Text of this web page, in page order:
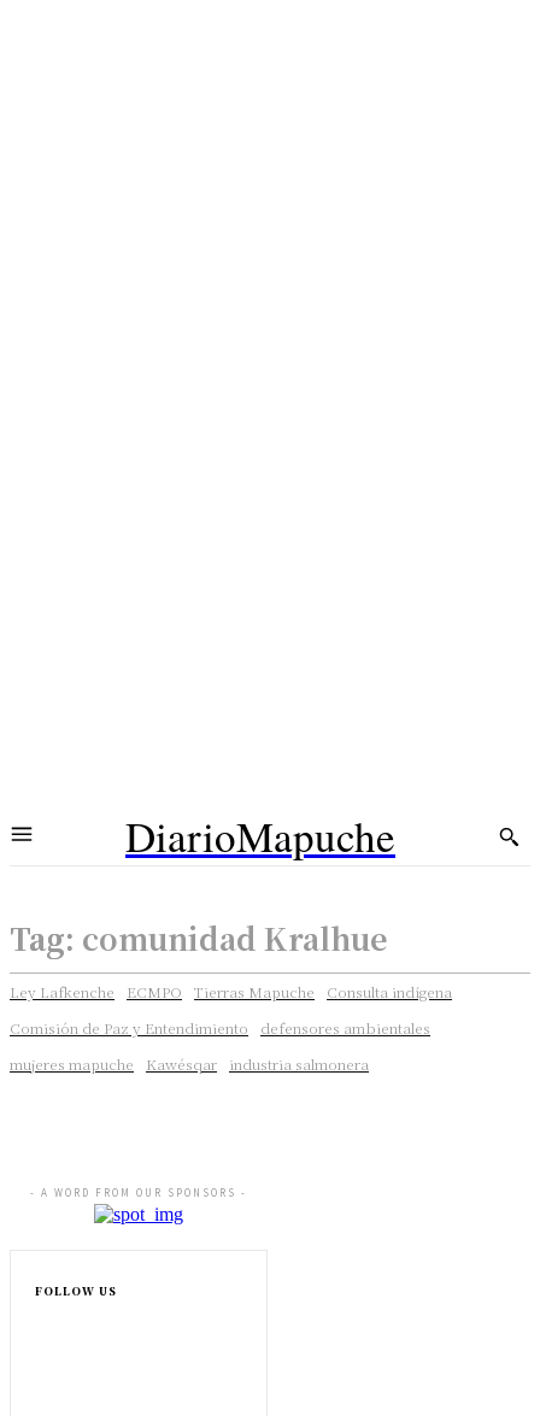
DiarioMapuche
Tag: comunidad Kralhue
Ley Lafkenche ECMPO Tierras Mapuche
Consulta indígena
Comisión de Paz y Entendimiento
defensores ambientales
mujeres mapuche
Kawésqar industria salmonera
- A WORD FROM OUR SPONSORS -
FOLLOW US